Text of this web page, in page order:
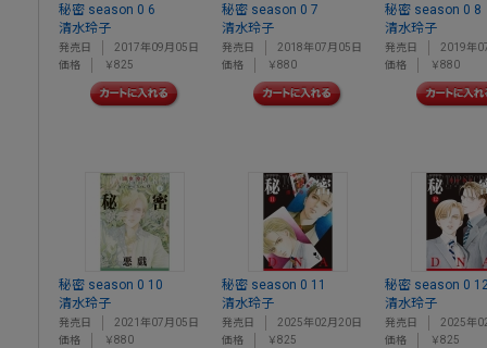
秘密 season 0 6
清水玲子
発売日
2017年09月05日
価格
￥825
秘密 season 0 7
清水玲子
発売日
2018年07月05日
価格
￥880
秘密 season 0 8
清水玲子
発売日
2019年
価格
￥880
秘密 season 0 10
清水玲子
発売日
2021年07月05日
価格
￥880
秘密 season 0 11
清水玲子
発売日
2025年02月20日
価格
￥825
秘密 season 0
清水玲子
発売日
2025年
価格
￥825